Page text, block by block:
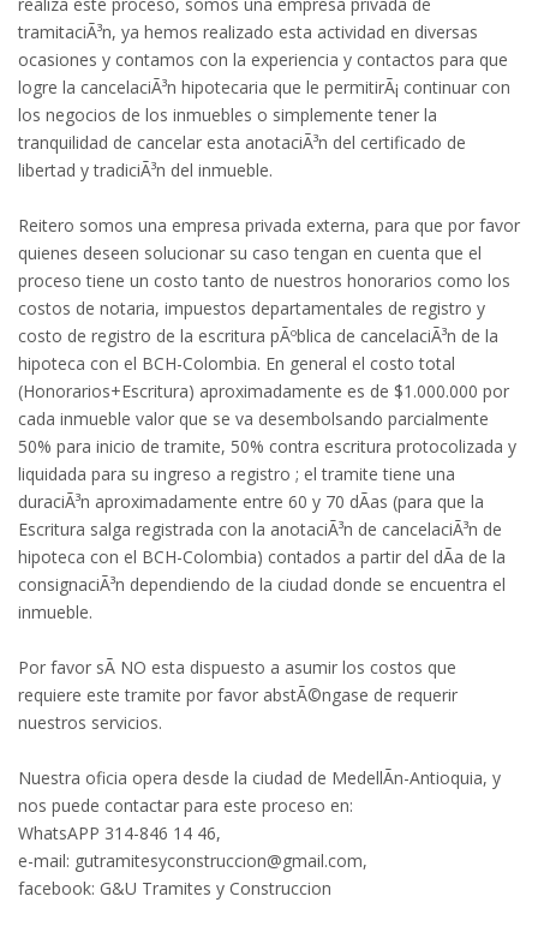
tramitaciÃ³n, ya hemos realizado esta actividad en diversas
ocasiones y contamos con la experiencia y contactos para que
logre la cancelaciÃ³n hipotecaria que le permitirÃ¡ continuar con
los negocios de los inmuebles o simplemente tener la
tranquilidad de cancelar esta anotaciÃ³n del certificado de
libertad y tradiciÃ³n del inmueble.
Reitero somos una empresa privada externa, para que por favor
quienes deseen solucionar su caso tengan en cuenta que el
proceso tiene un costo tanto de nuestros honorarios como los
costos de notaria, impuestos departamentales de registro y
costo de registro de la escritura pÃºblica de cancelaciÃ³n de la
hipoteca con el BCH-Colombia. En general el costo total
(Honorarios+Escritura) aproximadamente es de $1.000.000 por
cada inmueble valor que se va desembolsando parcialmente
50% para inicio de tramite, 50% contra escritura protocolizada y
liquidada para su ingreso a registro ; el tramite tiene una
duraciÃ³n aproximadamente entre 60 y 70 dÃ­as (para que la
Escritura salga registrada con la anotaciÃ³n de cancelaciÃ³n de
hipoteca con el BCH-Colombia) contados a partir del dÃ­a de la
consignaciÃ³n dependiendo de la ciudad donde se encuentra el
inmueble.
Por favor sÃ­ NO esta dispuesto a asumir los costos que
requiere este tramite por favor abstÃ©ngase de requerir
nuestros servicios.
Nuestra oficia opera desde la ciudad de MedellÃ­n-Antioquia, y
nos puede contactar para este proceso en:
WhatsAPP 314-846 14 46,
e-mail: gutramitesyconstruccion@gmail.com,
facebook: G&U Tramites y Construccion